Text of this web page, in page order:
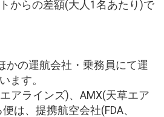
からの差額(大人1名あたり)で
かの運航会社・乗務員にて運
ます。
アラインズ)、AMX(天草エア
は、提携航空会社(FDA、